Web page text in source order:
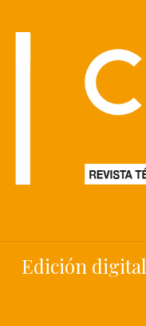
Edición digital